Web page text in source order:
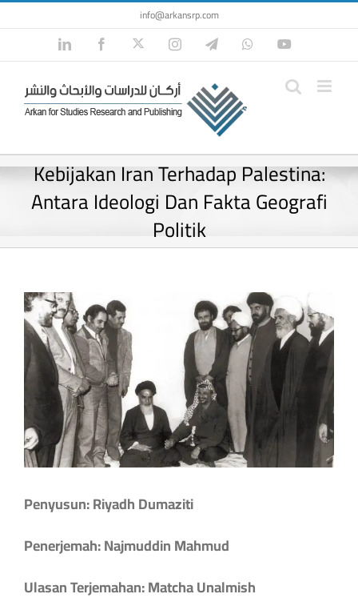
Skip
to
content
info@arkansrp.com
LinkedIn FacebookTwitterInstagramTelegramWhatsApp
Kebijakan Iran Terhadap Palestina:
Antara Ideologi Dan Fakta Geografi
Politik
View
Larger
Image
Penyusun: Riyadh Dumaziti
Penerjemah: Najmuddin Mahmud
Ulasan Terjemahan: Matcha Unalmish